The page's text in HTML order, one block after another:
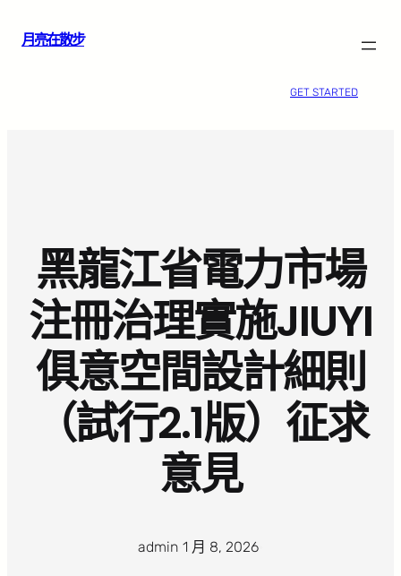
月亮在散步
GET STARTED
黑龍江省電力市場
注冊治理實施JIUYI
俱意空間設計細則
（試行2.1版）征求
意見
admin 1 月 8, 2026